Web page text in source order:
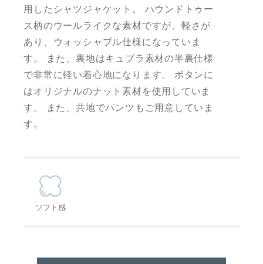
用したシャツジャケット。 ハウンドトゥー
ス柄のウールライクな素材ですが、軽さが
あり、ウォッシャブル仕様になっていま
す。 また、裏地はキュプラ素材の半裏仕様
で非常に軽い着心地になります。 ボタンに
はオリジナルのナット素材を使用していま
す。 また、共地でパンツもご用意していま
す。
ソフト感